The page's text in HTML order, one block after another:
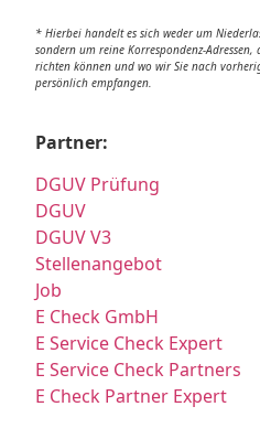
* Hierbei handelt es sich weder um
sondern um reine Korrespondenz-
richten können und wo wir Sie nach
persönlich empfangen.
Partner:
DGUV Prüfung
DGUV
DGUV V3
Stellenangebot
Job
E Check GmbH
E Service Check Expert
E Service Check Partners
E Check Partner Expert